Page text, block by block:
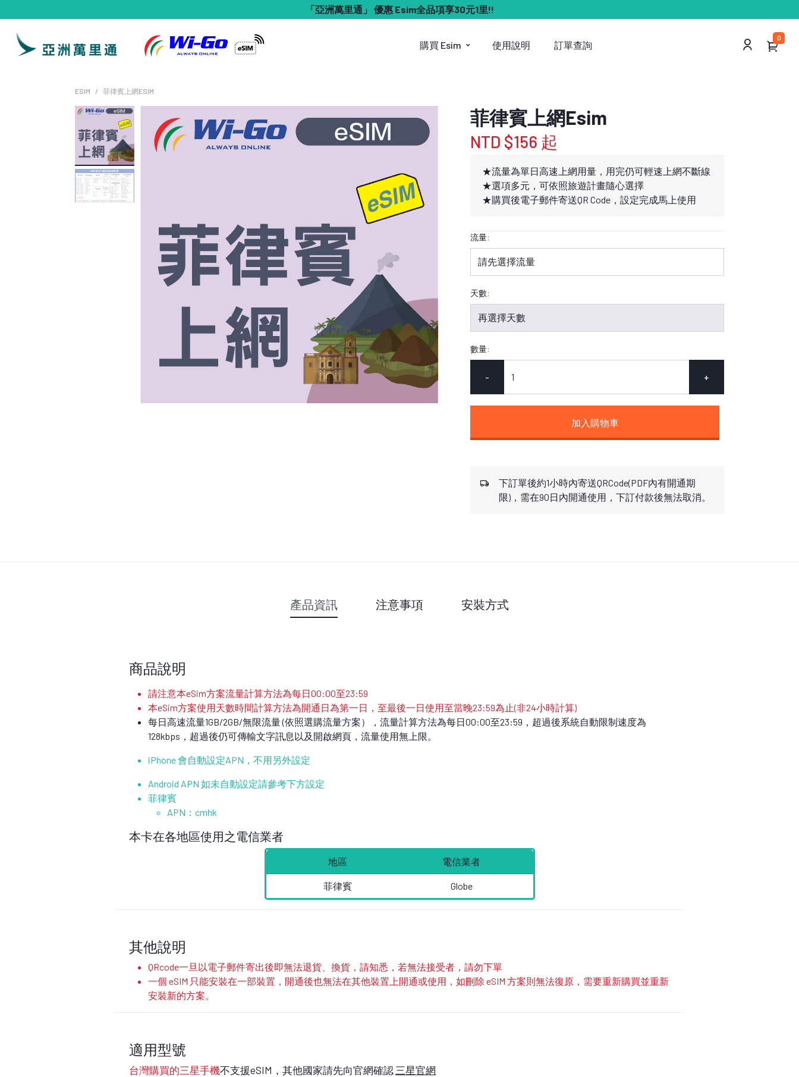
「亞洲萬里通」 優惠 Esim全品項享30元1里!!
購買 Esim 使用說明 訂單查詢
0
ESIM 菲律賓上網ESIM
菲律賓上網Esim
NTD $156 起
★流量為單日高速上網用量，用完仍可輕速上網不斷線
★選項多元，可依照旅遊計畫隨心選擇
★購買後電子郵件寄送QR Code，設定完成馬上使用
流量:
天數:
數量:
- +
加入購物車
下訂單後約1小時內寄送QRCode(PDF內有開通期
限)，需在90日內開通使用，下訂付款後無法取消。
產品資訊 注意事項 安裝方式
商品說明
請注意本eSim方案流量計算方法為每日00:00至23:59
本eSim方案使用天數時間計算方法為開通日為第一日，至最後一日使用至當晚23:59為止(非24小時計算)
每日高速流量1GB/2GB/無限流量 (依照選購流量方案），流量計算方法為每日00:00至23:59，超過後系統自動限制速度為
128kbps，超過後仍可傳輸文字訊息以及開啟網頁，流量使用無上限。
iPhone 會自動設定APN，不用另外設定
Android APN 如未自動設定請參考下方設定
菲律賓
APN：cmhk
本卡在各地區使用之電信業者
地區 電信業者
菲律賓 Globe
其他說明
QRcode一旦以電子郵件寄出後即無法退貨、換貨，請知悉，若無法接受者，請勿下單
一個 eSIM 只能安裝在一部裝置，開通後也無法在其他裝置上開通或使用，如刪除 eSIM 方案則無法復原，需要重新購買並重新
安裝新的方案。
適用型號
台灣購買的三星手機不支援eSIM，其他國家請先向官網確認 三星官網